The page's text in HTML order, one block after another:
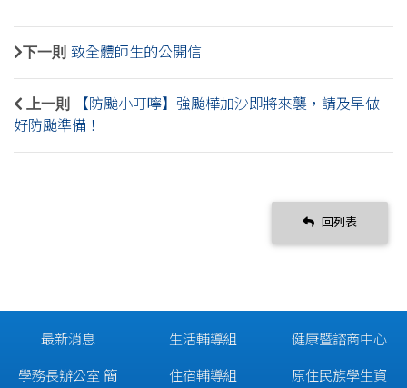
下一則 致全體師生的公開信
上一則
【防颱小叮嚀】強颱樺加沙即將來襲，請及早做
好防颱準備！
回列表
最新消息
學務長辦公室 簡
生活輔導組
住宿輔導組
健康暨諮商中心
原住民族學生資